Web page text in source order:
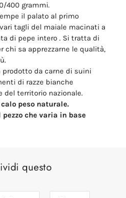
400 grammi.
il palato al primo
tagli del maiale macinati a
di pepe intero . Si tratta di
chi sa apprezzarne le qualità,
prodotto da carne di suini
di razze bianche
del territorio nazionale.
peso naturale.
che varia in base
questo